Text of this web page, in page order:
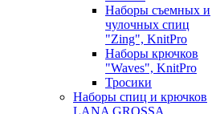
Наборы съемных и
чулочных спиц
"Zing", KnitPro
Наборы крючков
"Waves", KnitPro
Тросики
Наборы спиц и крючков
LANA GROSSA